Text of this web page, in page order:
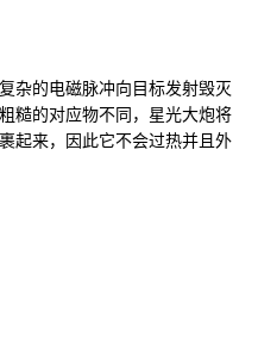
杂的电磁脉冲向目标发射毁灭
糙的对应物不同，星光大炮将
起来，因此它不会过热并且外